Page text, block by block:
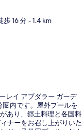
歩 16 分- 1.4 km
レイ アブダラー ガーデ
圏内です。屋外プールを
あり、郷土料理と各国料
ナーをお召し上がりいた